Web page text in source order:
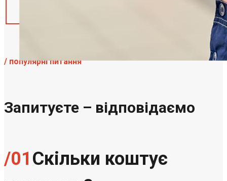
/ популярні питання
Запитуєте – відповідаємо
/01 Скільки коштує